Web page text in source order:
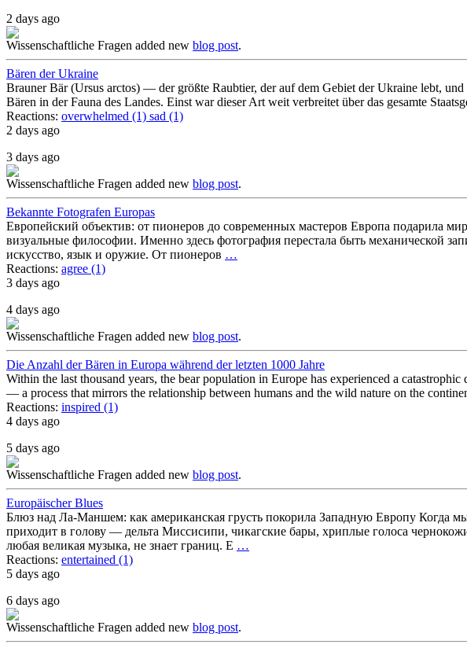
2 days ago
Wissenschaftliche Fragen added new blog post.
Bären der Ukraine
Brauner Bär (Ursus arctos) — der größte Raubtier, der auf dem Gebiet der Ukraine lebt,
Bären in der Fauna des Landes. Einst war dieser Art weit verbreitet über das gesamte
Reactions: overwhelmed (1) sad (1)
2 days ago
3 days ago
Wissenschaftliche Fragen added new blog post.
Bekannte Fotografen Europas
Европейский объектив: от пионеров до современных мастеров Европа подарила
визуальные философии. Именно здесь фотография перестала быть механической
искусство, язык и оружие. От пионеров …
Reactions: agree (1)
3 days ago
4 days ago
Wissenschaftliche Fragen added new blog post.
Die Anzahl der Bären in Europa während der letzten 1000 Jahre
Within the last thousand years, the bear population in Europe has experienced a
— a process that mirrors the relationship between humans and the wild nature on the
Reactions: inspired (1)
4 days ago
5 days ago
Wissenschaftliche Fragen added new blog post.
Europäischer Blues
Блюз над Ла-Маншем: как американская грусть покорила Западную Европу Когда
приходит в голову — дельта Миссисипи, чикагские бары, хриплые голоса
любая великая музыка, не знает границ. Е …
Reactions: entertained (1)
5 days ago
6 days ago
Wissenschaftliche Fragen added new blog post.